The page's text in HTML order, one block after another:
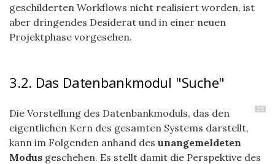
geschilderten Workflows nicht realisiert worden, ist
aber dringendes Desiderat und in einer neuen
Projektphase vorgesehen.
3.2. Das Datenbankmodul "Suche"
25
Die Vorstellung des Datenbankmoduls, das den
eigentlichen Kern des gesamten Systems darstellt,
kann im Folgenden anhand des unangemeldeten
Modus geschehen. Es stellt damit die Perspektive des